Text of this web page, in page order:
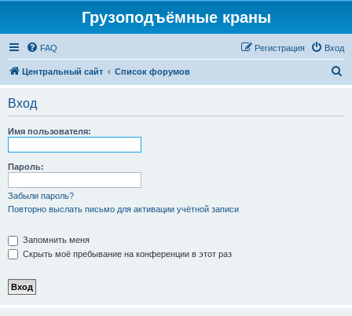
Грузоподъёмные краны
FAQ Вход
Регистрация
Центральный сайт Список форумов
Вход
Имя пользователя:
Пароль:
Забыли пароль?
Повторно выслать письмо для активации учётной записи
Запомнить меня
Скрыть моё пребывание на конференции в этот раз